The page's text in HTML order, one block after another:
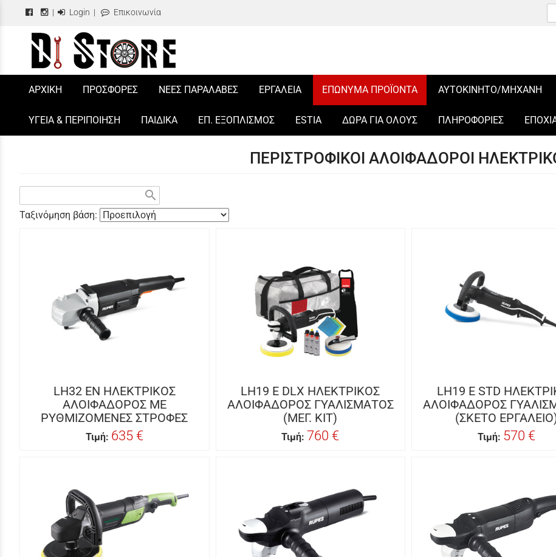
| Login | Επικοινωνία
/
ΑΡΧΙΚΗ ΠΡΟΣΦΟΡΕΣ ΝΕΕΣ ΠΑΡΑΛΑΒΕΣ ΕΡΓΑΛΕΙΑ ΕΠΩΝΥΜΑ ΠΡΟΪΟΝΤΑ ΑΥΤΟΚΙΝΗΤΟ/ΜΗΧΑΝΗ
ΥΓΕΙΑ & ΠΕΡΙΠΟΙΗΣΗ ΠΑΙΔΙΚΑ ΕΠ. ΕΞΟΠΛΙΣΜΟΣ ESTIA ΔΩΡΑ ΓΙΑ ΟΛΟΥΣ ΠΛΗΡΟΦΟΡΙΕΣ
ΠΕΡΙΣΤΡΟΦΙΚΟΙ ΑΛΟΙΦΑΔΟΡΟΙ
search
Ταξινόμηση βάση:
LH32 EN ΗΛΕΚΤΡΙΚΟΣ
ΑΛΟΙΦΑΔΟΡΟΣ ΜΕ
ΡΥΘΜΙΖΟΜΕΝΕΣ ΣΤΡΟΦΕΣ
Τιμή: 635 €
LH19 E DLX ΗΛΕΚΤΡΙΚΟΣ
ΑΛΟΙΦΑΔΟΡΟΣ ΓΥΑΛΙΣΜΑΤΟΣ
(ΜΕΓ. ΚΙΤ)
Τιμή: 760 €
LH19 E STD
ΑΛΟΙΦΑΔΟΡΟΣ
(ΣΚΕΤΟ
Τιμή: 570 €